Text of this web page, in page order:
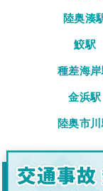
陸奥湊
鮫駅
種差海岸
金浜駅
陸奥市川